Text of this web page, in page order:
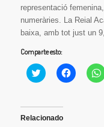
representació
numeràries. La Reial
baixa, amb tot just un
Comparte esto:
Haz
clic
Twitter
(Se
Haz
clic
Relacionado